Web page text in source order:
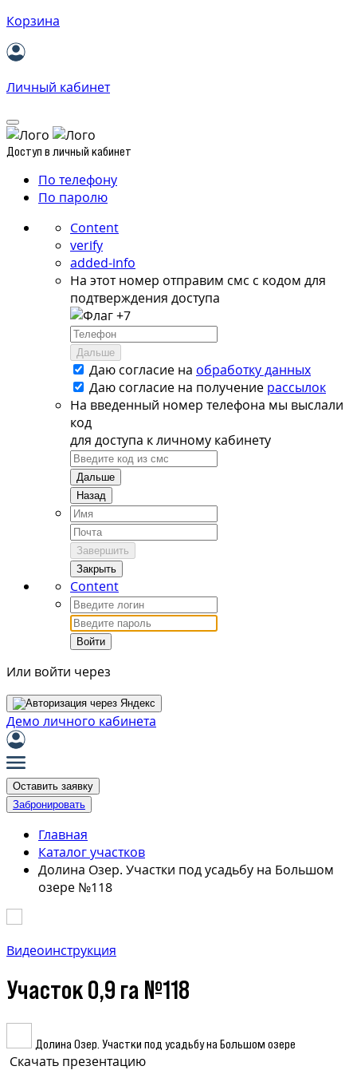
Корзина
Личный кабинет
Доступ в личный кабинет
По телефону
По паролю
Content
verify
added-info
На этот номер отправим смс с кодом для
подтверждения доступа
+7
Дальше
Даю согласие на обработку данных
Даю согласие на получение рассылок
На введенный номер телефона мы выслали
код
для доступа к личному кабинету
Дальше
Назад
Завершить
Закрыть
Content
Войти
Или войти через
Демо личного кабинета
Оставить заявку
Забронировать
Главная
Каталог участков
Долина Озер. Участки под усадьбу на Большом
озере №118
Видеоинструкция
Участок 0,9 га №118
Долина Озер. Участки под усадьбу на Большом озере
Скачать презентацию